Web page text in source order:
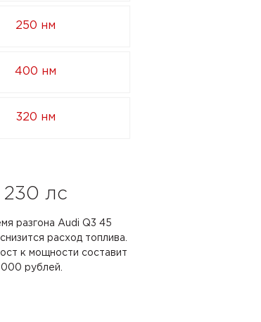
250 нм
400 нм
320 нм
230 лс
разгона Audi Q3 45
расход топлива.
к мощности составит
рублей.